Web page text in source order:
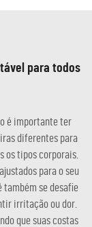
para todos
é importante ter
diferentes para
os tipos corporais.
para o seu
também se desafie
irritação ou dor.
que suas costas